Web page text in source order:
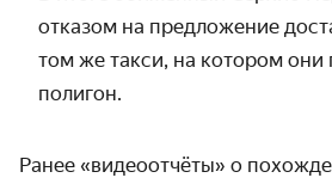
отказом на предложение
том же такси, на котором они
полигон.
Ранее «видеоотчёты» о